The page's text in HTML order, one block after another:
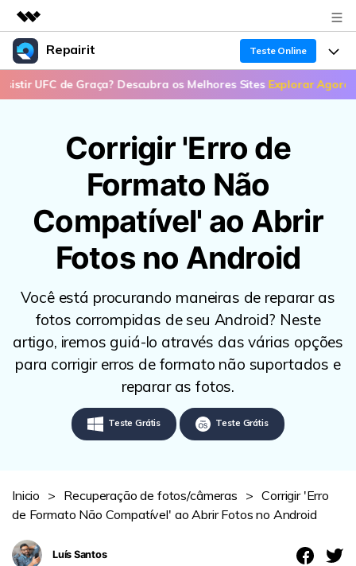
Produtos em destaque
Criatividade digital com IA generativa
Negócios
Sala de imprensa
Loja
Repairit Teste Online
Produtos
Reparo de arquivo corrompido
Repairit for Email
Backup de dados
Recuperação de Dados
Backup de Dados
Guia em Vídeo
Por que Repairit
Soluções para Arquivos
Soluções para Computador
PROCURE MAIS SOLUÇÕES
Recursos
Suporte
Sobre Nós
Revisão
Teste Online Entrar
de Graça? Descubra os Melhores SitesExplorar Agora >> 📣
Corrigir 'Erro de
Formato Não
Compatível' ao Abrir
Fotos no Android
Você está procurando maneiras de reparar as
fotos corrompidas de seu Android? Neste
artigo, iremos guiá-lo através das várias opções
para corrigir erros de formato não suportados e
reparar as fotos.
Teste Grátis Teste Grátis
Inicio > Recuperação de fotos/câmeras > Corrigir 'Erro
de Formato Não Compatível' ao Abrir Fotos no Android
Luís Santos